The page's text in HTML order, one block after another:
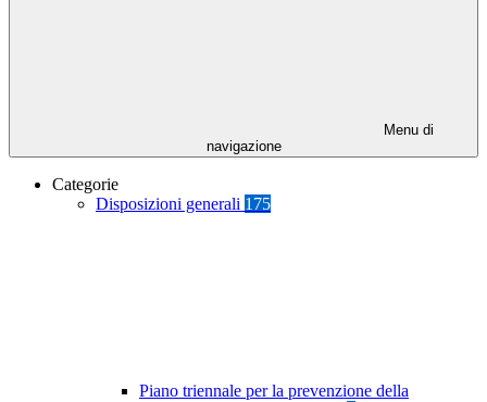
Menu di
navigazione
Categorie
Disposizioni generali 175
Piano triennale per la prevenzione della